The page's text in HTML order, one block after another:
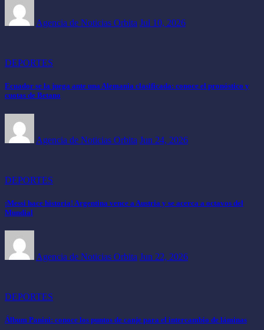
Agencia de Noticias Orbita Jul 10, 2026
DEPORTES
Ecuador se la juega ante una Alemania clasificada: conoce el pronóstico y
cuotas de Betano
Agencia de Noticias Orbita Jun 24, 2026
DEPORTES
¡Messi hace historia! Argentina vence a Austria y se acerca a octavos del
Mundial
Agencia de Noticias Orbita Jun 22, 2026
DEPORTES
Álbum Panini: conoce los puntos de canje para el intercambio de láminas